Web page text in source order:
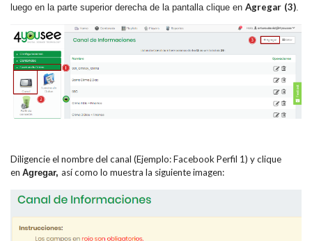
luego en la parte superior derecha de la pantalla clique en Agregar (3)
Diligencie el nombre del canal (Ejemplo: Facebook Perfil 1) y clique
en Agregar, así como lo muestra la siguiente imagen: